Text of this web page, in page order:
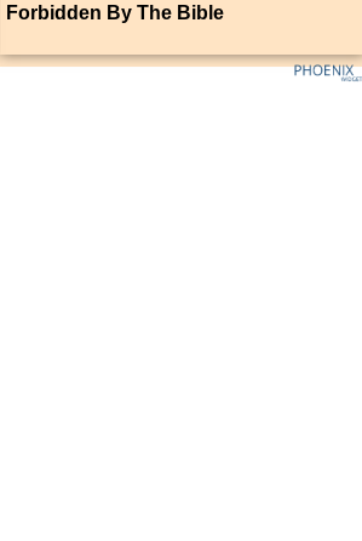
Forbidden By The Bible